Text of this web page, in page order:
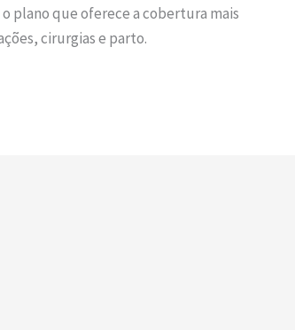
plano que oferece a cobertura mais
cirurgias e parto.